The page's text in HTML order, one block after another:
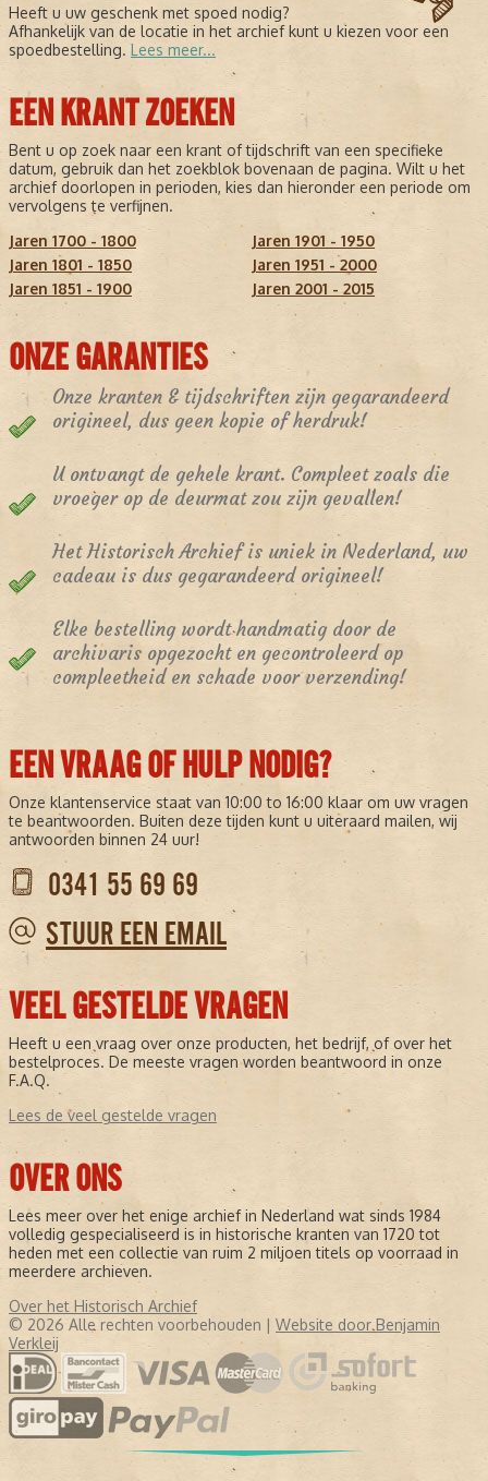
Heeft u uw geschenk met spoed nodig?
Afhankelijk van de locatie in het archief kunt u kiezen voor een
spoedbestelling. Lees meer...
EEN KRANT ZOEKEN
Bent u op zoek naar een krant of tijdschrift van een specifieke
datum, gebruik dan het zoekblok bovenaan de pagina. Wilt u het
archief doorlopen in perioden, kies dan hieronder een periode om
vervolgens te verfijnen.
Jaren 1700 - 1800
Jaren 1801 - 1850
Jaren 1851 - 1900
Jaren 1901 - 1950
Jaren 1951 - 2000
Jaren 2001 - 2015
ONZE GARANTIES
Onze kranten & tijdschriften zijn gegarandeerd
origineel, dus geen kopie of herdruk!
U ontvangt de gehele krant. Compleet zoals die
vroeger op de deurmat zou zijn gevallen!
Het Historisch Archief is uniek in Nederland, uw
cadeau is dus gegarandeerd origineel!
Elke bestelling wordt handmatig door de
archivaris opgezocht en gecontroleerd op
compleetheid en schade voor verzending!
EEN VRAAG OF HULP NODIG?
Onze klantenservice staat van 10:00 to 16:00 klaar om uw vragen
te beantwoorden. Buiten deze tijden kunt u uiteraard mailen, wij
antwoorden binnen 24 uur!
0341 55 69 69
STUUR EEN EMAIL
VEEL GESTELDE VRAGEN
Heeft u een vraag over onze producten, het bedrijf, of over het
bestelproces. De meeste vragen worden beantwoord in onze
F.A.Q.
Lees de veel gestelde vragen
OVER ONS
Lees meer over het enige archief in Nederland wat sinds 1984
volledig gespecialiseerd is in historische kranten van 1720 tot
heden met een collectie van ruim 2 miljoen titels op voorraad in
meerdere archieven.
Over het Historisch Archief
© 2026 Alle rechten voorbehouden | Website door Benjamin
Verkleij